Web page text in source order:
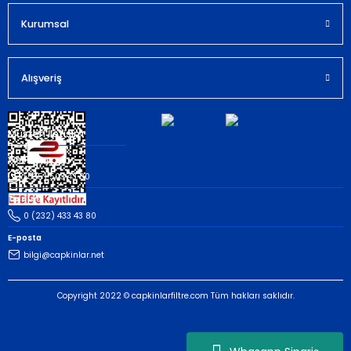
Kurumsal
Alışveriş
Müşteri İletişim
Whatsapp
(535) 503 43 80
Telefon
0 (232) 433 43 80
E-posta
bilgi@capkinlar.net
Copyright 2022 © capkinlarfiltre.com Tüm hakları saklıdır.